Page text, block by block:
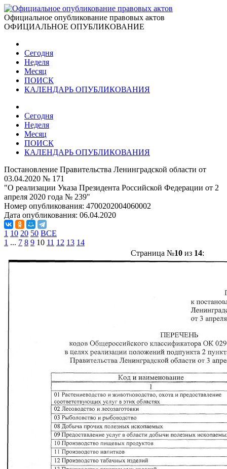
Официальное опубликование правовых актов
ОФИЦИАЛЬНОЕ ОПУБЛИКОВАНИЕ
Сегодня
Неделя
Месяц
ПОИСК
КАЛЕНДАРЬ ОПУБЛИКОВАНИЯ
Сегодня
Неделя
Месяц
ПОИСК
КАЛЕНДАРЬ ОПУБЛИКОВАНИЯ
Постановление Правительства Ленинградской области от
03.04.2020 № 171
"О реализации Указа Президента Российской Федерации от 2
апреля 2020 года № 239"
Номер опубликования: 4700202004060002
Дата опубликования: 06.04.2020
1 10 20 50 ВСЕ
1 ... 7 8 9 10 11 12 13 14
Страница №10 из 14: